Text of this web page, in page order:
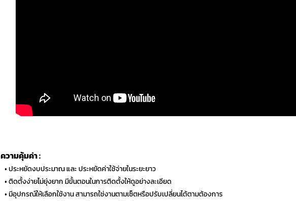
ความคุ้มค่า :
• ประหยัดงบประมาณ และ ประหยัดค่าใช้จ่ายในระยะยาว
• ติดตั้งง่ายไม่ยุ่งยาก มีขั้นตอนในการติดตั้งให้ดูอย่างละเอียด
• มีอุปกรณ์ให้เลือกใช้งาน สามารถใช่งานตามเซ็ตหรือปรับเปลี่ยนได้ตามต้องการ